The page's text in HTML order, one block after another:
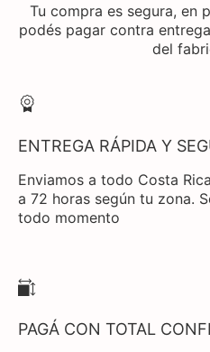
Tu compra es segura, en
podés pagar contra
del
ENTREGA RÁPIDA Y
Enviamos a todo Costa
a 72 horas según tu zona.
todo momento
PAGÁ CON TOTAL